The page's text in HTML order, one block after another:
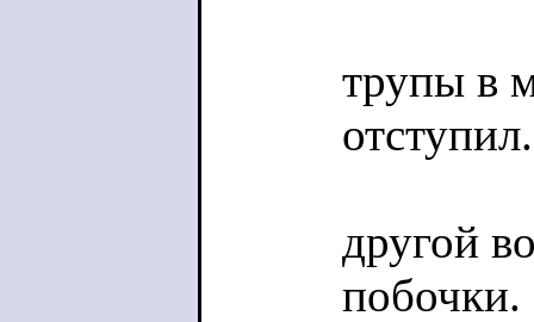
трупы в
отступил.
другой
побочки.